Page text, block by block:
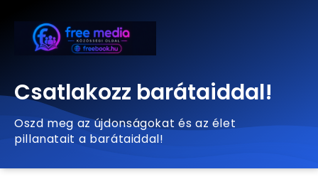
Csatlakozz barátaiddal!
Oszd meg az újdonságokat és az élet
pillanatait a barátaiddal!